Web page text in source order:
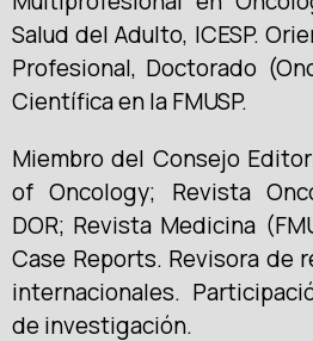
Salud del Adulto, ICESP.
Profesional, Doctorado
Científica en la FMUSP.
Miembro del Consejo
of Oncology; Revista
DOR; Revista Medicina
Case Reports. Revisora de
internacionales.
de investigación.